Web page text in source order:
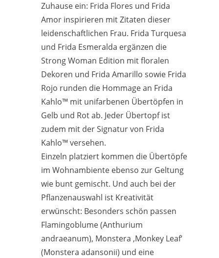
Zuhause ein: Frida Flores und Frida
Amor inspirieren mit Zitaten dieser
leidenschaftlichen Frau. Frida Turquesa
und Frida Esmeralda ergänzen die
Strong Woman Edition mit floralen
Dekoren und Frida Amarillo sowie Frida
Rojo runden die Hommage an Frida
Kahlo™ mit unifarbenen Übertöpfen in
Gelb und Rot ab. Jeder Übertopf ist
zudem mit der Signatur von Frida
Kahlo™ versehen.
Einzeln platziert kommen die Übertöpfe
im Wohnambiente ebenso zur Geltung
wie bunt gemischt. Und auch bei der
Pflanzenauswahl ist Kreativität
erwünscht: Besonders schön passen
Flamingoblume (Anthurium
andraeanum), Monstera ‚Monkey Leaf‘
(Monstera adansonii) und eine